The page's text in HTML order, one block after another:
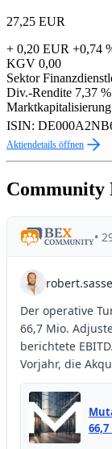
27,25 EUR
+ 0,20 EUR +0,74
KGV 0,00
Sektor
Div.-Rendite 7,37 %
Marktkapitalisierung
ISIN:
Aktiendetails öffnen
Community